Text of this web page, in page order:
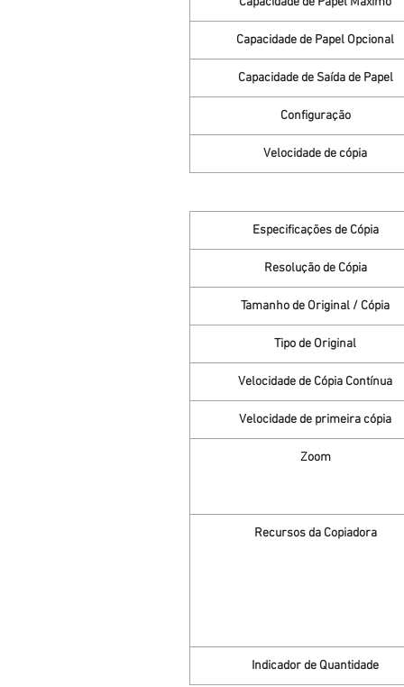
Capacidade de Papel Opcional
Capacidade de Saída de Papel
Configuração
Velocidade de cópia
Especificações de Cópia
Resolução de Cópia
Tamanho de Original / Cópia
Tipo de Original
Velocidade de Cópia Contínua
Velocidade de primeira cópia
Zoom
Recursos da Copiadora
Indicador de Quantidade